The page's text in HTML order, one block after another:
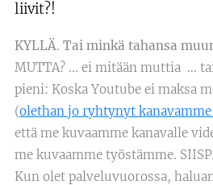
liivit?!
KYLLÄ. Tai minkä tahansa
MUTTA? ... ei mitään muttia ...
pieni: Koska Youtube ei maksa
(olethan jo ryhtynyt
että me kuvaamme kanavalle
me kuvaamme työstämme.
Kun olet palveluvuorossa,